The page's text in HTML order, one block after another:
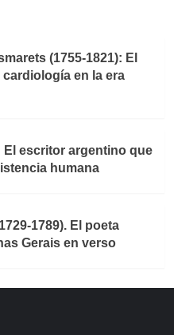
(1755-1821): El
en la era
El escritor argentino que
humana
1789). El poeta
Gerais en verso